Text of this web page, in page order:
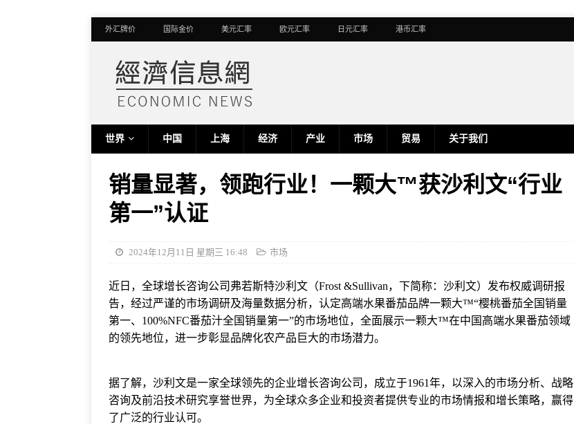
外汇牌价 国际金价 美元汇率 欧元汇率 日元汇率 港币汇率
世界 中国 上海 经济 产业 市场 贸易 关于我们
销量显著，领跑行业！一颗大™获沙利文“行业
第一”认证
2024年12月11日 星期三 16:48 市场
近日，全球增长咨询公司弗若斯特沙利文（Frost &Sullivan，下简称：沙利文）发布权威调研报
告，经过严谨的市场调研及海量数据分析，认定高端水果番茄品牌一颗大™“樱桃番茄全国销量
第一、100%NFC番茄汁全国销量第一”的市场地位，全面展示一颗大™在中国高端水果番茄领域
的领先地位，进一步彰显品牌化农产品巨大的市场潜力。
据了解，沙利文是一家全球领先的企业增长咨询公司‌，成立于1961年，以深入的市场分析、战略
咨询及前沿技术研究享誉世界，为全球众多企业和投资者提供专业的市场情报和增长策略，赢得
了广泛的行业认可。